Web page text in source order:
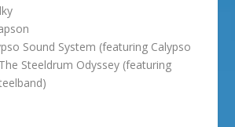
Sound System (featuring Calypso
Steeldrum Odyssey (featuring